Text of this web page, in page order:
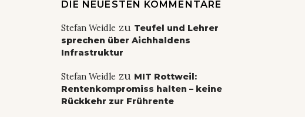
DIE NEUESTEN KOMMENTARE
Stefan Weidle zu Teufel und Lehrer
sprechen über Aichhaldens
Infrastruktur
Stefan Weidle zu MIT Rottweil:
Rentenkompromiss halten – keine
Rückkehr zur Frührente